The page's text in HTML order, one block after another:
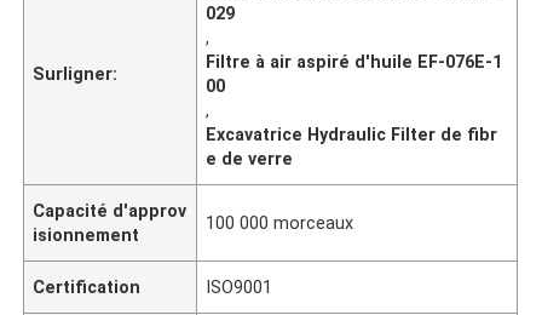
Surligner:
029
,
Filtre à air aspiré d'huile EF-076E-1
00
,
Excavatrice Hydraulic Filter de fibr
e de verre
Capacité d'approv
isionnement
100 000 morceaux
Certification ISO9001